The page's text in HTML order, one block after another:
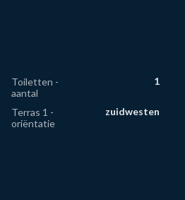
Toiletten -
aantal
1
Terras 1 -
oriëntatie
zuidwesten